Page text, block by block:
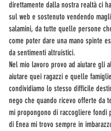
direttamente dalla nostra realtà ci
sul web e sostenuto vendendo
salamini, da tutte quelle persone
come poter dare una mano spinte
da sentimenti altruistici.
Nel mio lavoro provo ad aiutare gli
aiutare quei ragazzi e quelle
condividiamo lo stesso difficile
nego che quando ricevo offerte da
mi propongono di raccogliere fondi
di Enea mi trovo sempre in